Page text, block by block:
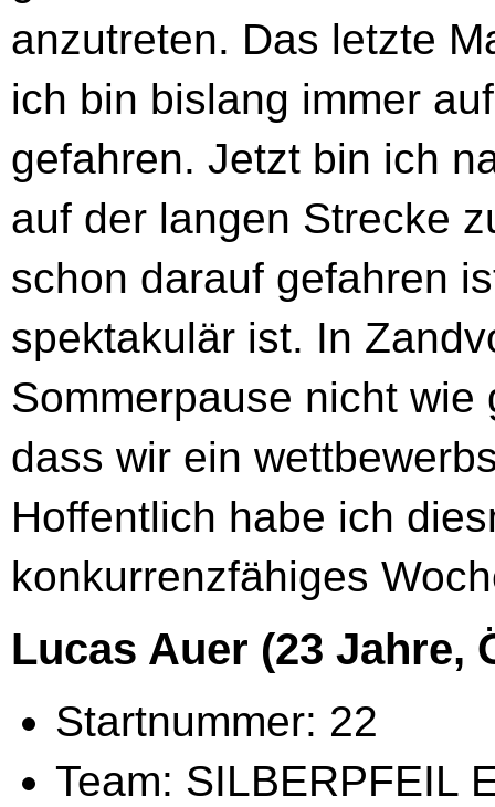
anzutreten. Das letzte
ich bin bislang immer
gefahren. Jetzt bin ich
auf der langen Strecke
schon darauf gefahren
spektakulär ist. In
Sommerpause nicht
dass wir ein
Hoffentlich habe ich
konkurrenzfähiges
Lucas Auer (23 Jahre,
Startnummer: 22
Team: SILBERPFEIL